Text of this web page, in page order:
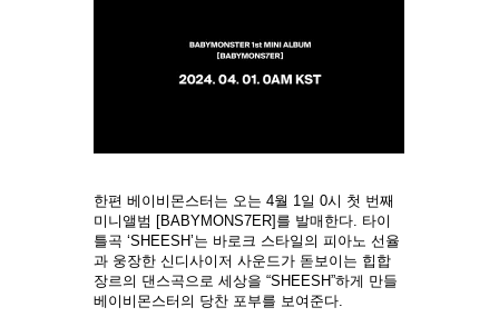
한편 베이비몬스터는 오는 4월 1일 0시 첫 번째
미니앨범 [BABYMONS7ER]를 발매한다. 타이
틀곡 ‘SHEESH’는 바로크 스타일의 피아노 선율
과 웅장한 신디사이저 사운드가 돋보이는 힙합
장르의 댄스곡으로 세상을 “SHEESH”하게 만들
베이비몬스터의 당찬 포부를 보여준다.